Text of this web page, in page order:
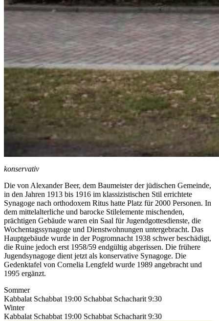
konservativ
Die von Alexander Beer, dem Baumeister der jüdischen Gemeinde,
in den Jahren 1913 bis 1916 im klassizistischen Stil errichtete
Synagoge nach orthodoxem Ritus hatte Platz für 2000 Personen. In
dem mittelalterliche und barocke Stilelemente mischenden,
prächtigen Gebäude waren ein Saal für Jugendgottesdienste, die
Wochentagssynagoge und Dienstwohnungen untergebracht. Das
Hauptgebäude wurde in der Pogromnacht 1938 schwer beschädigt,
die Ruine jedoch erst 1958/59 endgültig abgerissen. Die frühere
Jugendsynagoge dient jetzt als konservative Synagoge. Die
Gedenktafel von Cornelia Lengfeld wurde 1989 angebracht und
1995 ergänzt.
Sommer
Kabbalat Schabbat 19:00 Schabbat Schacharit 9:30
Winter
Kabbalat Schabbat 19:00 Schabbat Schacharit 9:30